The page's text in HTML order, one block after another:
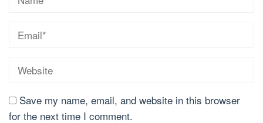
Save my name, email, and website in this browser
for the next time I comment.